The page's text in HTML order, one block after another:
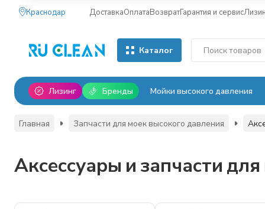
Краснодар ДоставкаОплатаВозвратГарантия и сервис
Каталог
Лизинг Бренды Мойки высокого давления
Главная Запчасти для моек высокого давления
Аксессуары и запчасти